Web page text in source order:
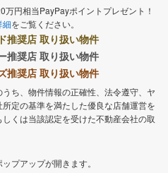
万円相当PayPayポイントプレゼント！
細をご覧ください。
推奨店 取り扱い物件
推奨店 取り扱い物件
推奨店 取り扱い物件
ち、物件情報の正確性、法令遵守、ヤ
定の基準を満たした優良な店舗運営を
くは当該認定を受けた不動産会社の取
プアップが開きます。